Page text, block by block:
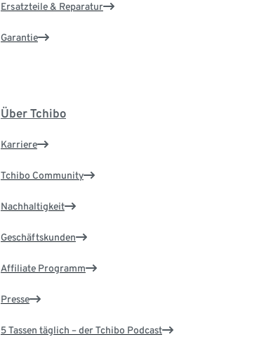
Ersatzteile & Reparatur
Garantie
Über Tchibo
Karriere
Tchibo Community
Nachhaltigkeit
Geschäftskunden
Affiliate Programm
Presse
5 Tassen täglich – der Tchibo Podcast